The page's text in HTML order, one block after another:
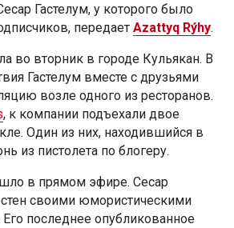
Гастелум, у которого было
передает Azattyq Rýhy.
во вторник в городе Кульякан. В
Гастелум вместе с друзьями
возле одного из ресторанов.
, к компании подъехали двое
Один из них, находившийся в
из пистолета по блогеру.
в прямом эфире. Сесар
своими юмористическими
последнее опубликованное